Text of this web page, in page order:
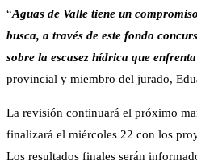
“Aguas de Valle tiene un
busca, a través de este fondo
sobre la escasez hídrica que
provincial y miembro del jurado,
La revisión continuará el próximo
finalizará el miércoles 22 con los
Los resultados finales serán